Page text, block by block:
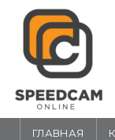
ГЛАВНАЯ